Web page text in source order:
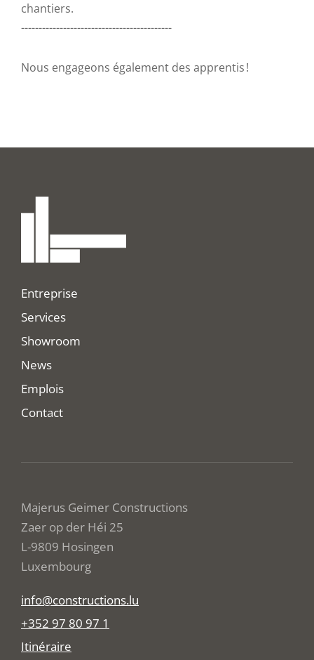
chantiers.
-------------------------------------------
Nous engageons également des apprentis !
Entreprise
Services
Showroom
News
Emplois
Contact
Majerus Geimer Constructions
Zaer op der Héi 25
L-9809 Hosingen
Luxembourg
info@constructions.lu
+352 97 80 97 1
Itinéraire